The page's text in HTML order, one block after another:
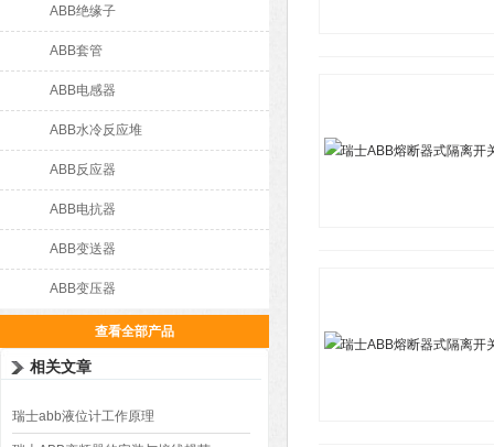
ABB绝缘子
ABB套管
ABB电感器
ABB水冷反应堆
ABB反应器
ABB电抗器
ABB变送器
ABB变压器
查看全部产品
相关文章
瑞士abb液位计工作原理